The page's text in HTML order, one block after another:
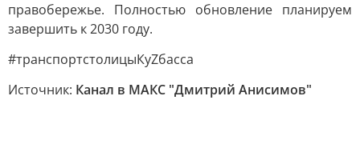
правобережье. Полностью обновление планируем
завершить к 2030 году.
#транспортстолицыКуZбасса
Источник: Канал в МАКС "Дмитрий Анисимов"